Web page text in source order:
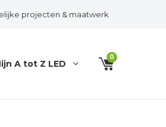
projecten & maatwerk
A tot Z LED
0